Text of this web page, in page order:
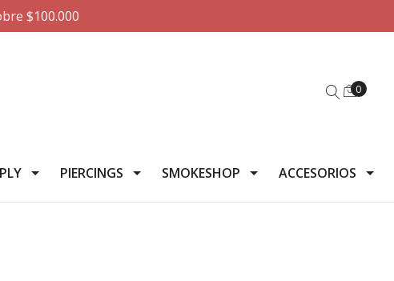
$100.000
0
PIERCINGS SMOKESHOP ACCESORIOS